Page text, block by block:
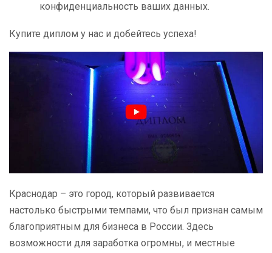
конфиденциальность ваших данных.
Купите диплом у нас и добейтесь успеха!
Краснодар – это город, который развивается
настолько быстрыми темпами, что был признан самым
благоприятным для бизнеса в России. Здесь
возможности для заработка огромны, и местные